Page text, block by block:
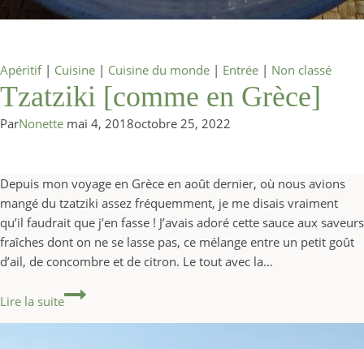
Apéritif| Cuisine | Cuisine du monde | Entrée | Non classé
Tzatziki [comme en Grèce]
ParNonette mai 4, 2018octobre 25, 2022
Depuis mon voyage en Grèce en août dernier, où nous avions
mangé du tzatziki assez fréquemment, je me disais vraiment
qu’il faudrait que j’en fasse ! J’avais adoré cette sauce aux saveurs
fraîches dont on ne se lasse pas, ce mélange entre un petit goût
d’ail, de concombre et de citron. Le tout avec la…
Lire la suite
Tzatziki [comme en Grèce]